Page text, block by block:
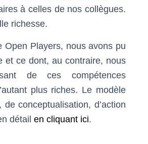
à celles de nos collègues.
richesse.
Open Players, nous avons pu
et ce dont, au contraire, nous
de ces compétences
plus riches. Le modèle
conceptualisation, d’action
détail en cliquant ici.